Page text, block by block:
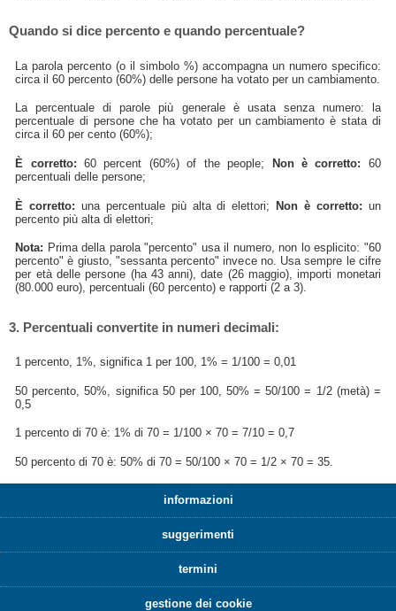
Quando si dice percento e quando percentuale?
La parola percento (o il simbolo %) accompagna un numero specifico:
circa il 60 percento (60%) delle persone ha votato per un cambiamento.
La percentuale di parole più generale è usata senza numero: la
percentuale di persone che ha votato per un cambiamento è stata di
circa il 60 per cento (60%);
È corretto: 60 percent (60%) of the people; Non è corretto: 60
percentuali delle persone;
È corretto: una percentuale più alta di elettori;Non è corretto: un
percento più alta di elettori;
Nota: Prima della parola "percento" usa il numero, non lo esplicito: "60
percento" è giusto, "sessanta percento" invece no. Usa sempre le cifre
per età delle persone (ha 43 anni), date (26 maggio), importi monetari
(80.000 euro), percentuali (60 percento) e rapporti (2 a 3).
3. Percentuali convertite in numeri decimali:
1 percento, 1%, significa 1 per 100, 1% = 1/100 = 0,01
50 percento, 50%, significa 50 per 100, 50% = 50/100 = 1/2 (metà) =
0,5
1 percento di 70 è: 1% di 70 = 1/100 × 70 = 7/10 = 0,7
50 percento di 70 è: 50% di 70 = 50/100 × 70 = 1/2 × 70 = 35.
informazioni
suggerimenti
termini
gestione dei cookie